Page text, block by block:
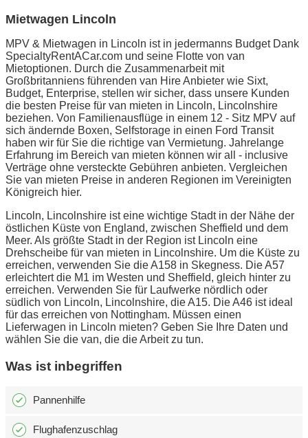
Mietwagen Lincoln
MPV & Mietwagen in Lincoln ist in jedermanns Budget Dank
SpecialtyRentACar.com und seine Flotte von van
Mietoptionen. Durch die Zusammenarbeit mit
Großbritanniens führenden van Hire Anbieter wie Sixt,
Budget, Enterprise, stellen wir sicher, dass unsere Kunden
die besten Preise für van mieten in Lincoln, Lincolnshire
beziehen. Von Familienausflüge in einem 12 - Sitz MPV auf
sich ändernde Boxen, Selfstorage in einen Ford Transit
haben wir für Sie die richtige van Vermietung. Jahrelange
Erfahrung im Bereich van mieten können wir all - inclusive
Verträge ohne versteckte Gebühren anbieten. Vergleichen
Sie van mieten Preise in anderen Regionen im Vereinigten
Königreich hier.
Lincoln, Lincolnshire ist eine wichtige Stadt in der Nähe der
östlichen Küste von England, zwischen Sheffield und dem
Meer. Als größte Stadt in der Region ist Lincoln eine
Drehscheibe für van mieten in Lincolnshire. Um die Küste zu
erreichen, verwenden Sie die A158 in Skegness. Die A57
erleichtert die M1 im Westen und Sheffield, gleich hinter zu
erreichen. Verwenden Sie für Laufwerke nördlich oder
südlich von Lincoln, Lincolnshire, die A15. Die A46 ist ideal
für das erreichen von Nottingham. Müssen einen
Lieferwagen in Lincoln mieten? Geben Sie Ihre Daten und
wählen Sie die van, die die Arbeit zu tun.
Was ist inbegriffen
Pannenhilfe
Flughafenzuschlag